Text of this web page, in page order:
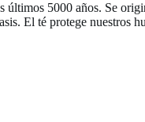
últimos 5000 años. Se
El té protege nuestros